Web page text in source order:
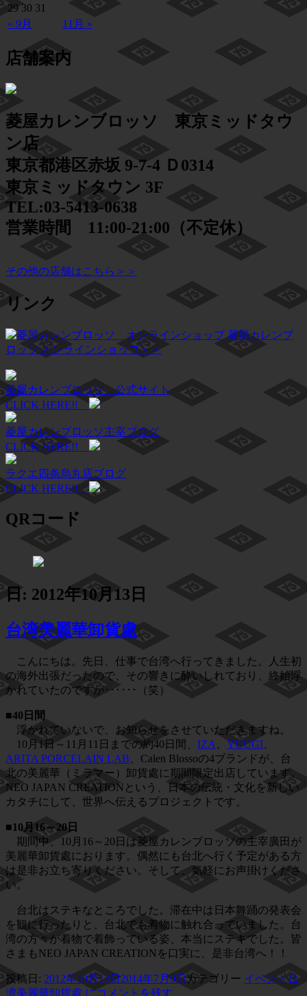
« 9月 11月 »
29 30 31
店舗案内
菱屋カレンブロッソ 東京ミッドタウ
ン店
東京都港区赤坂 9-7-4 Ｄ0314
東京ミッドタウン 3F
TEL:03-5413-0638
営業時間 11:00-21:00（不定休）
その他の店舗はこちら＞＞
リンク
菱屋カレンブ
ロッソ オンラインショップ＞＞
菱屋カレンブロッソ 公式サイト
CLICK HERE!!
菱屋カレンブロッソ主宰ブログ
CLICK HERE!!
ラクエ四条烏丸店ブログ
CLICK HERE!!
QRコード
日: 2012年10月13日
台湾美麗華卸貨處
こんにちは。先日、仕事で台湾へ行ってきました。人生初
の海外出張だったので、その響きに酔いしれており、終始浮
かれていたのですが･･････（笑）
■40日間
浮かれていないで、お知らせをさせていただきますね。
10月1日～11月11日までの約40日間、 IZA YUUGI
ARITA PORCELAIN LAB 、Calen Blossoの4ブランドが、台
北の美麗華（ミラマー）卸貨處に期間限定出店しています。
NEO JAPAN CREATIONという、日本の伝統・文化を新しい
カタチにして、世界へ伝えるプロジェクトです。
■10月16～20日
期間中、10月16～20日は菱屋カレンブロッソの主宰廣田が
美麗華卸貨處におります。偶然にも台北へ行く予定がある方
は是非お立ち寄りください。そして、気軽にお声掛けくださ
い。
台北はステキなところでした。滞在中は日本舞踊の発表会
を観に行ったりと、台北でも着物に触れ合っていました。台
湾の方々が着物で着飾っている姿、本当にステキでした。皆
さまもNEO JAPAN CREATIONを口実に、是非台湾へ！！
投稿日: 2012年10月13日 2014年7月9日 カテゴリー イベント 台
湾美麗華卸貨處 に コメントを残す